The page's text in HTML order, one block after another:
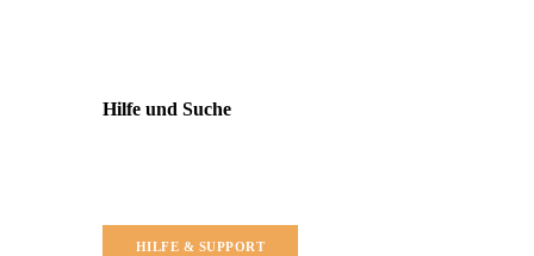
Hilfe und Suche
HILFE & SUPPORT